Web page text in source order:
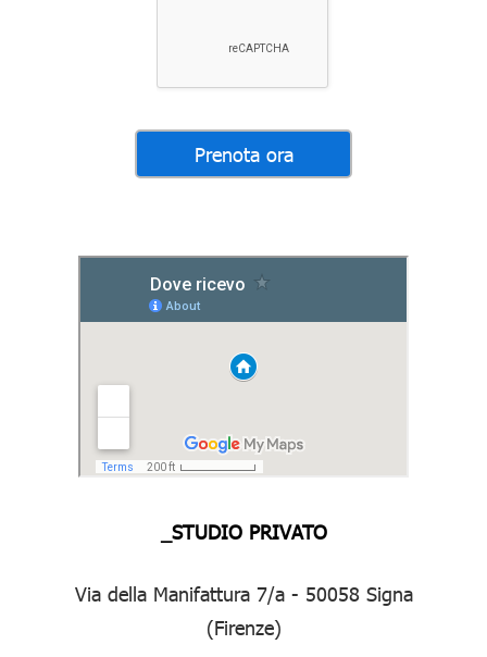
_STUDIO PRIVATO
Via della Manifattura 7/a - 50058 Signa
(Firenze)